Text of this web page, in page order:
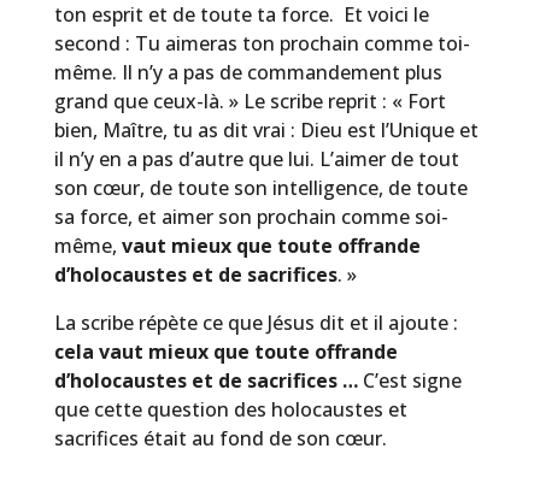
ton esprit et de toute ta force. Et voici le
second : Tu aimeras ton prochain comme toi-
même. Il n’y a pas de commandement plus
grand que ceux-là. » Le scribe reprit : « Fort
bien, Maître, tu as dit vrai : Dieu est l’Unique et
il n’y en a pas d’autre que lui. L’aimer de tout
son cœur, de toute son intelligence, de toute
sa force, et aimer son prochain comme soi-
même, vaut mieux que toute offrande
d’holocaustes et de sacrifices. »
La scribe répète ce que Jésus dit et il ajoute :
cela vaut mieux que toute offrande
d’holocaustes et de sacrifices …C’est signe
que cette question des holocaustes et
sacrifices était au fond de son cœur.